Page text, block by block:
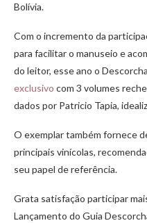
Bolívia.
Com o incremento da
para facilitar o manuseio e
do leitor, esse ano o
exclusivo com 3 volumes
dados por Patricio Tapia,
O exemplar também fornece
principais vinícolas,
seu papel de referência.
Grata satisfação participar
Lançamento do Guia